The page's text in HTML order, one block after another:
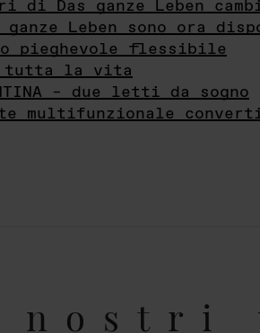
di Das ganze Leben
Leben sono ora
pieghevole flessibile
tutta la vita
– due letti da sogno
multifunzionale
nostri